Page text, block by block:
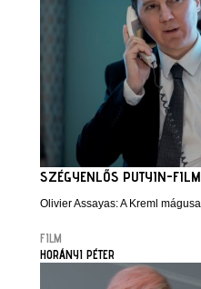
SZÉGYENLŐS PUTYIN-FILM
Olivier Assayas: A Kreml mágusa
FILM
HORÁNYI PÉTER